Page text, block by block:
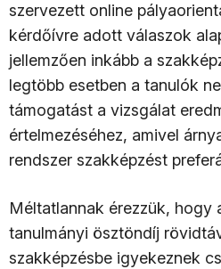
szervezett online
kérdőívre adott válaszok
jellemzően inkább a
legtöbb esetben a tanulók
támogatást a vizsgálat
értelmezéséhez, amivel
rendszer szakképzést
Méltatlannak érezzük, hogy
tanulmányi ösztöndíj
szakképzésbe igyekeznek